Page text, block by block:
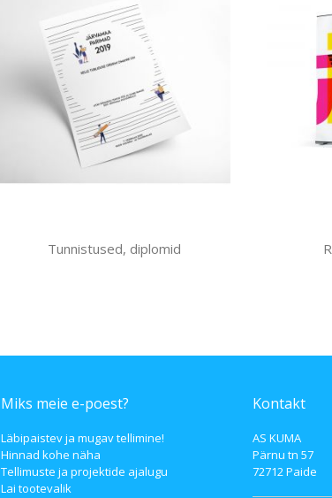
Tunnistused, diplomid
Miks meie e-poest?
Läbipaistev ja mugav tellimine!
Hinnad kohe näha
Tellimuste ja projektide ajalugu
Lai tootevalik
Kontakt
AS KUMA
Pärnu tn 57
72712 Paide